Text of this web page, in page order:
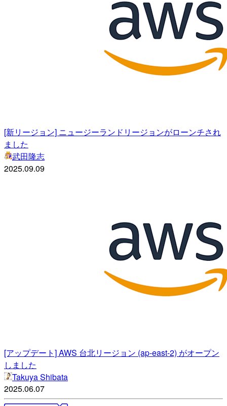
[新リージョン] ニュージーランドリージョンがローンチされ
ました
武田隆志
2025.09.09
[アップデート] AWS 台北リージョン (ap-east-2) がオープン
しました
Takuya Shibata
2025.06.07